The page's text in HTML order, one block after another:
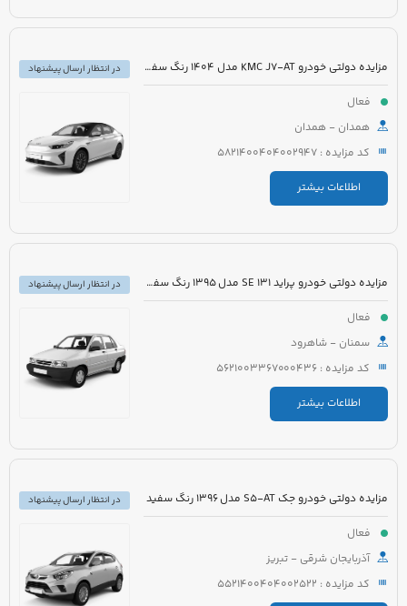
مزایده دولتی خودرو KMC J7-AT مدل 1404 رنگ سفید
فعال
همدان - همدان
کد مزایده : 5821400404002947
اطلاعات بیشتر
در انتظار ارسال پیشنهاد
مزایده دولتی خودرو پراید 131 SE مدل 1395 رنگ سفید روغنی
فعال
سمنان - شاهرود
کد مزایده : 5621003367000436
اطلاعات بیشتر
در انتظار ارسال پیشنهاد
مزایده دولتی خودرو جک S5-AT مدل 1396 رنگ سفید
فعال
آذربایجان شرقی - تبریز
کد مزایده : 5521400404002522
در انتظار ارسال پیشنهاد